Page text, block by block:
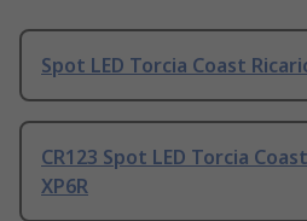
Spot LED Torcia Coast
CR123 Spot LED Torcia
XP6R